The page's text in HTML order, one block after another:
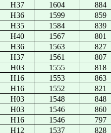
H37 1604 884
H36 1599 859
H35 1584 839
H40 1567 801
H36 1563 827
H37 1561 807
H03 1555 818
H16 1553 863
H16 1552 821
H03 1548 848
H03 1546 860
H16 1546 797
H12 1537 828